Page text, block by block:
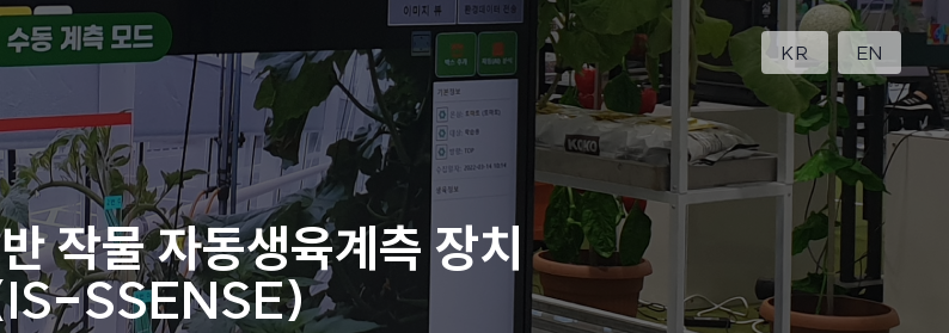
KR EN
작물 자동생육계측 장치
SSENSE)